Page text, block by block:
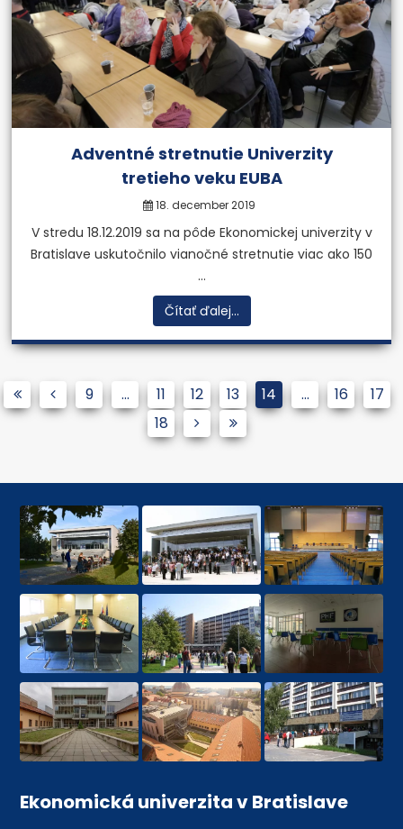
Adventné stretnutie Univerzity
tretieho veku EUBA
18. december 2019
V stredu 18.12.2019 sa na pôde Ekonomickej univerzity v
Bratislave uskutočnilo vianočné stretnutie viac ako 150
...
Čítať ďalej...
9 ... 11 12 13 14 ... 16
17
18
Ekonomická univerzita v Bratislave